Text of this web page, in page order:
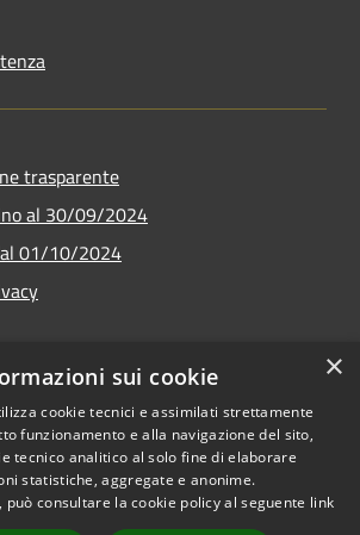
trasparente
al 30/09/2024
01/10/2024
accessibilità
Copyright © 2026 • Comune di
Guardistallo • Powered by
×
sui cookie
cookie tecnici e assimilati strettamente
funzionamento e alla navigazione del sito,
tecnico analitico al solo fine di elaborare
statistiche, aggregate e anonime.
consultare la cookie policy al seguente link